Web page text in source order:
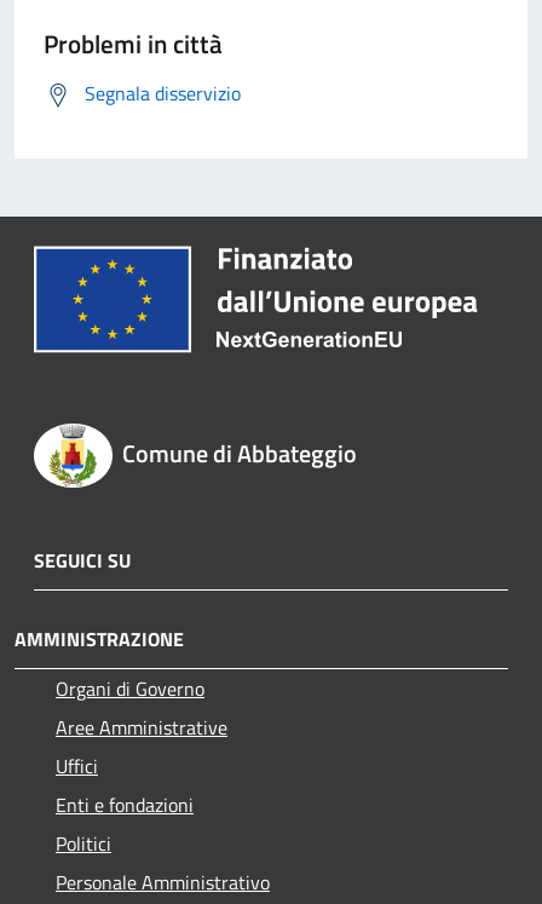
Problemi in città
Segnala disservizio
Comune di Abbateggio
SEGUICI SU
AMMINISTRAZIONE
Organi di Governo
Aree Amministrative
Uffici
Enti e fondazioni
Politici
Personale Amministrativo